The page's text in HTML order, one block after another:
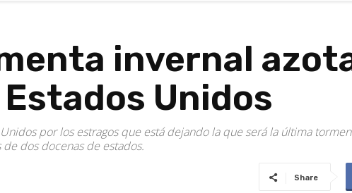
invernal
Unidos
por los estragos que está dejando la que será la última
dos docenas de estados.
Share